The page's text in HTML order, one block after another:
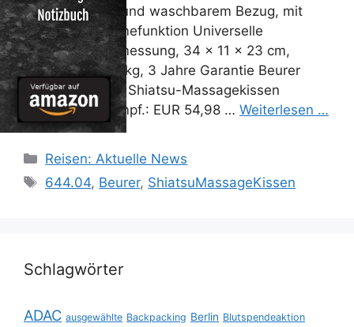
abnehmbarem und waschbarem Bezug, mit
Licht- und Wärmefunktion Universelle
Kissenform Abmessung, 34 x 11 x 23 cm,
Gewicht ca. 1,3 kg, 3 Jahre Garantie Beurer
Sanitas MG 145 Shiatsu-Massagekissen
Unverb. Preisempf.: EUR 54,98 … Weiterlesen …
Kategorien
Reisen: Aktuelle News
Schlagwörter
644.04, Beurer, ShiatsuMassageKissen
Schlagwörter
ADAC ausgewählte Backpacking Berlin Blutspendeaktion